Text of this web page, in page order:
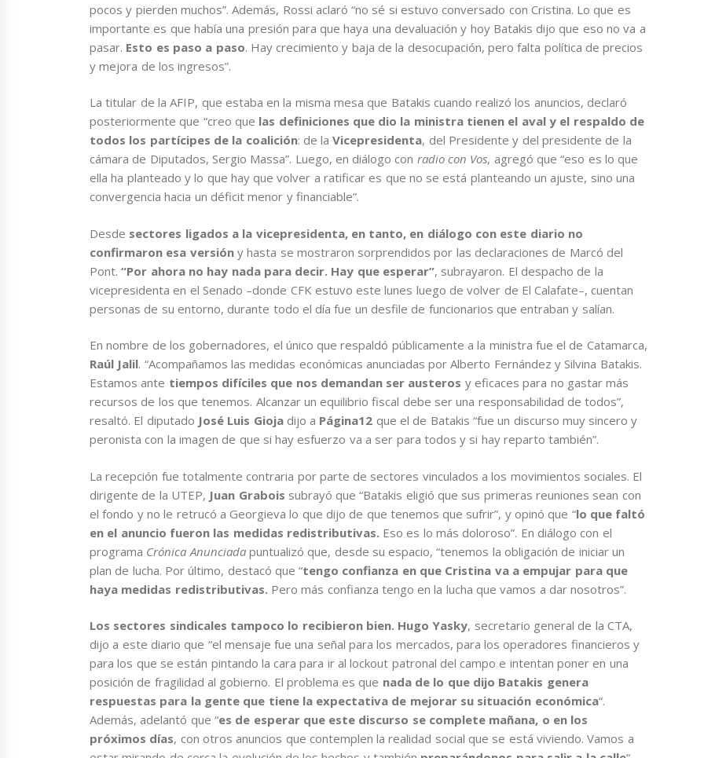
pocos y pierden muchos”. Además, Rossi aclaró “no sé si estuvo conversado con Cristina. Lo que es
importante es que había una presión para que haya una devaluación y hoy Batakis dijo que eso no va a
pasar. Esto es paso a paso. Hay crecimiento y baja de la desocupación, pero falta política de precios
y mejora de los ingresos”.
La titular de la AFIP, que estaba en la misma mesa que Batakis cuando realizó los anuncios, declaró
posteriormente que “creo que las definiciones que dio la ministra tienen el aval y el respaldo de
todos los partícipes de la coalición: de laVicepresidenta, del Presidente y del presidente de la
cámara de Diputados, Sergio Massa”. Luego, en diálogo con radio con Vos, agregó que “eso es lo que
ella ha planteado y lo que hay que volver a ratificar es que no se está planteando un ajuste, sino una
convergencia hacia un déficit menor y financiable”.
Desde sectores ligados a la vicepresidenta, en tanto, en diálogo con este diario no
confirmaron esa versióny hasta se mostraron sorprendidos por las declaraciones de Marcó del
Pont.“Por ahora no hay nada para decir. Hay que esperar”, subrayaron. El despacho de la
vicepresidenta en el Senado –donde CFK estuvo este lunes luego de volver de El Calafate–, cuentan
personas de su entorno, durante todo el día fue un desfile de funcionarios que entraban y salían.
En nombre de los gobernadores, el único que respaldó públicamente a la ministra fue el de Catamarca,
Raúl Jalil. “Acompañamos las medidas económicas anunciadas por Alberto Fernández y Silvina Batakis.
Estamos ante tiempos difíciles que nos demandan ser austeros y eficaces para no gastar más
recursos de los que tenemos. Alcanzar un equilibrio fiscal debe ser una responsabilidad de todos”,
resaltó. El diputado José Luis Giojadijo a Página12 que el de Batakis “fue un discurso muy sincero y
peronista con la imagen de que si hay esfuerzo va a ser para todos y si hay reparto también”.
La recepción fue totalmente contraria por parte de sectores vinculados a los movimientos sociales. El
dirigente de la UTEP, Juan Grabois subrayó que “Batakis eligió que sus primeras reuniones sean con
el fondo y no le retrucó a Georgieva lo que dijo de que tenemos que sufrir”, y opinó que “lo que faltó
en el anuncio fueron las medidas redistributivas. Eso es lo más doloroso”. En diálogo con el
programa Crónica Anunciadapuntualizó que, desde su espacio, “tenemos la obligación de iniciar un
plan de lucha. Por último, destacó que “tengo confianza en que Cristina va a empujar para que
haya medidas redistributivas. Pero más confianza tengo en la lucha que vamos a dar nosotros”.
Los sectores sindicales tampoco lo recibieron bien. Hugo Yasky, secretario general de la CTA,
dijo a este diario que “el mensaje fue una señal para los mercados, para los operadores financieros y
para los que se están pintando la cara para ir al lockout patronal del campo e intentan poner en una
posición de fragilidad al gobierno. El problema es que nada de lo que dijo Batakis genera
respuestas para la gente que tiene la expectativa de mejorar su situación económica“.
Además, adelantó que “es de esperar que este discurso se complete mañana, o en los
próximos días, con otros anuncios que contemplen la realidad social que se está viviendo. Vamos a